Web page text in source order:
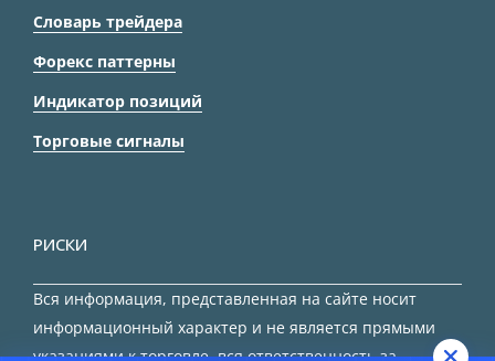
Словарь трейдера
Форекс паттерны
Индикатор позиций
Торговые сигналы
РИСКИ
Вся информация, представленная на сайте носит
информационный характер и не является прямыми
указаниями к торговле, вся ответственность за